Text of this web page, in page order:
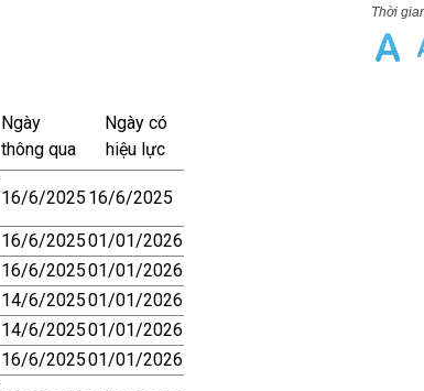
Ngày
thông qua
Ngày có
hiệu lực
16/6/2025 16/6/2025
16/6/202501/01/2026
16/6/202501/01/2026
14/6/202501/01/2026
14/6/202501/01/2026
16/6/202501/01/2026